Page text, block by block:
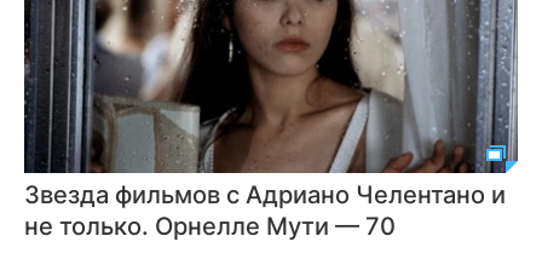
Звезда фильмов с Адриано Челентано и
не только. Орнелле Мути — 70